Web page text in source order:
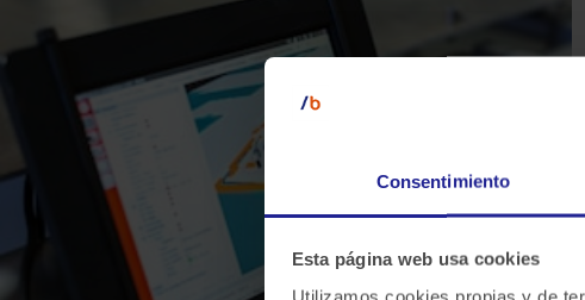
Consentimiento
Esta página web usa cookies